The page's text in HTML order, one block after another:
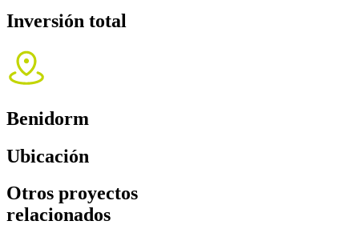
Inversión total
Benidorm
Ubicación
Otros proyectos
relacionados